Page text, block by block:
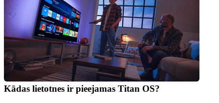
Kādas lietotnes ir pieejamas Titan OS?